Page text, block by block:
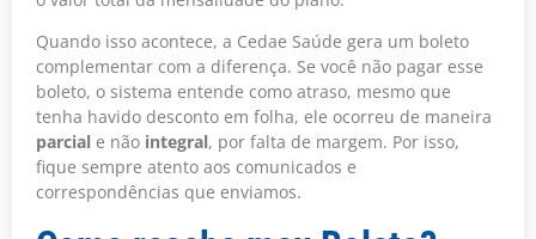
Quando isso acontece, a Cedae Saúde gera um boleto
complementar com a diferença. Se você não pagar esse
boleto, o sistema entende como atraso, mesmo que
tenha havido desconto em folha, ele ocorreu de maneira
parcial e não integral, por falta de margem. Por isso,
fique sempre atento aos comunicados e
correspondências que enviamos.